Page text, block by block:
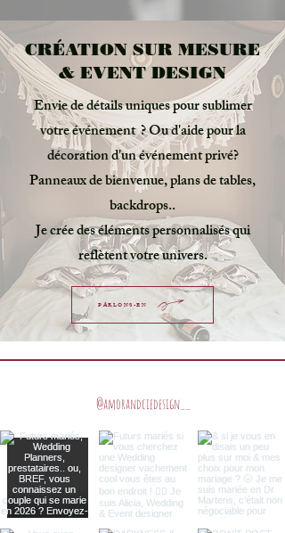
CRÉATION SUR MESURE
& EVENT DESIGN
Envie de détails uniques pour sublimer
votre événement ? Ou d'aide pour la
décoration d'un événement privé?
Panneaux de bienvenue, plans de tables,
backdrops..
Je crée des éléments personnalisés qui
reflètent votre univers.
PARLONS-EN
@amorandciedesign__